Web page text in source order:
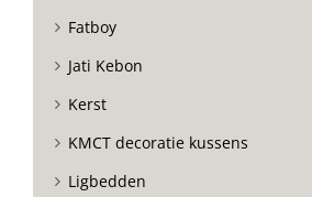
Fatboy
Jati Kebon
Kerst
KMCT decoratie kussens
Ligbedden